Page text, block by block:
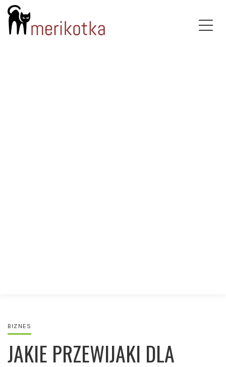
BIZNES
JAKIE PRZEWIJAKI DLA